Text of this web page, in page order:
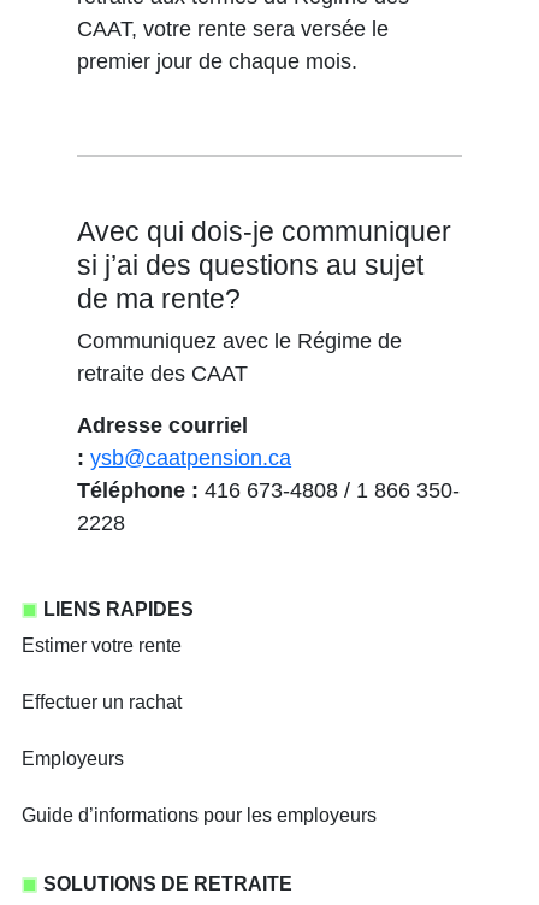
CAAT, votre rente sera versée le
premier jour de chaque mois.
Avec qui dois-je communiquer
si j’ai des questions au sujet
de ma rente?
Communiquez avec le Régime de
retraite des CAAT
Adresse courriel
: ysb@caatpension.ca
Téléphone : 416 673-4808 / 1 866 350-
2228
LIENS RAPIDES
Estimer votre rente
Effectuer un rachat
Employeurs
Guide d’informations pour les employeurs
SOLUTIONS DE RETRAITE